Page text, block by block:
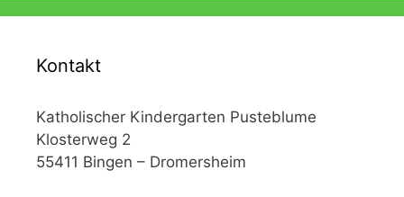
Kontakt
Katholischer Kindergarten Pusteblume
Klosterweg 2
55411 Bingen – Dromersheim